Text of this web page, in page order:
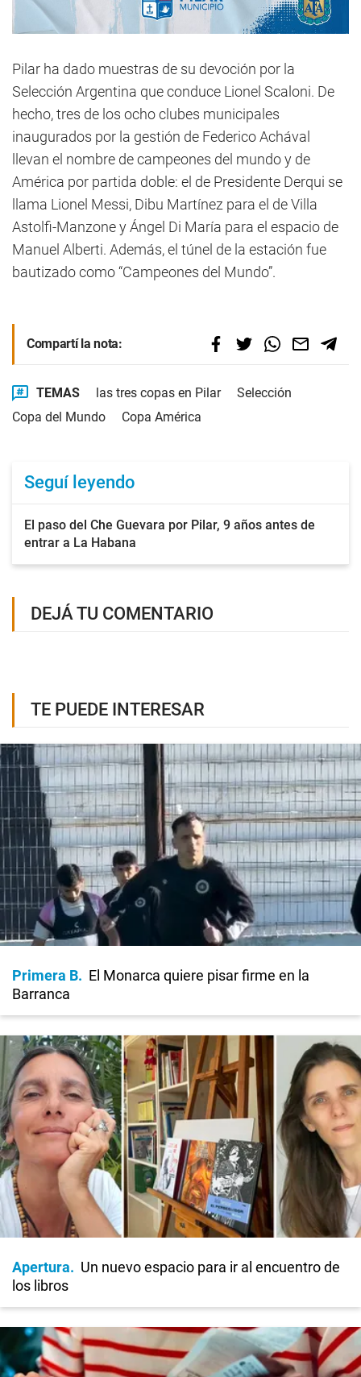
Pilar ha dado muestras de su devoción por la
Selección Argentina que conduce Lionel Scaloni. De
hecho, tres de los ocho clubes municipales
inaugurados por la gestión de Federico Achával
llevan el nombre de campeones del mundo y de
América por partida doble: el de Presidente Derqui se
llama Lionel Messi, Dibu Martínez para el de Villa
Astolfi-Manzone y Ángel Di María para el espacio de
Manuel Alberti. Además, el túnel de la estación fue
bautizado como “Campeones del Mundo”.
Compartí la nota:
TEMAS las tres copas en Pilar
Selección
Copa del Mundo
Copa América
Seguí leyendo
El paso del Che Guevara por Pilar, 9 años antes de
entrar a La Habana
DEJÁ TU COMENTARIO
TE PUEDE INTERESAR
Primera B
El Monarca quiere pisar firme en la
Barranca
Apertura
Un nuevo espacio para ir al encuentro de
los libros